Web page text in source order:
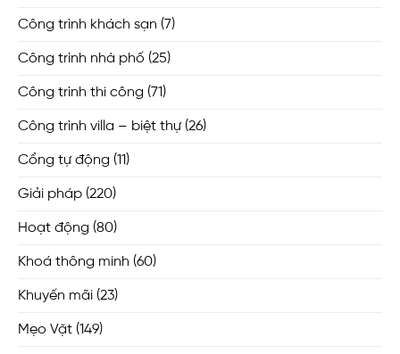
Công trình khách sạn (7)
Công trình nhà phố (25)
Công trình thi công (71)
Công trình villa – biệt thự(26)
Cổng tự động (11)
Giải pháp (220)
Hoạt động (80)
Khoá thông minh (60)
Khuyến mãi (23)
Mẹo Vặt (149)